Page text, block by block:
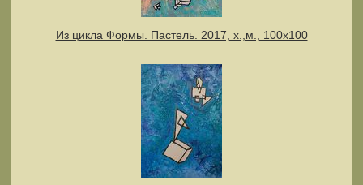
Из цикла Формы. Пастель. 2017, х.,м., 100х100